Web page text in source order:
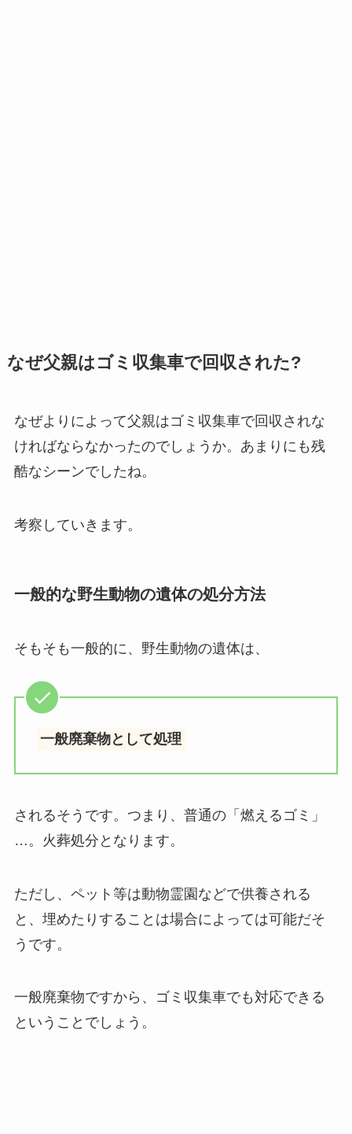
なぜ父親はゴミ収集車で回収された?
なぜよりによって父親はゴミ収集車で回収されな
ければならなかったのでしょうか。あまりにも残
酷なシーンでしたね。
考察していきます。
一般的な野生動物の遺体の処分方法
そもそも一般的に、野生動物の遺体は、
一般廃棄物として処理
されるそうです。つまり、普通の「燃えるゴミ」
…。火葬処分となります。
ただし、ペット等は動物霊園などで供養される
と、埋めたりすることは場合によっては可能だそ
うです。
一般廃棄物ですから、ゴミ収集車でも対応できる
ということでしょう。